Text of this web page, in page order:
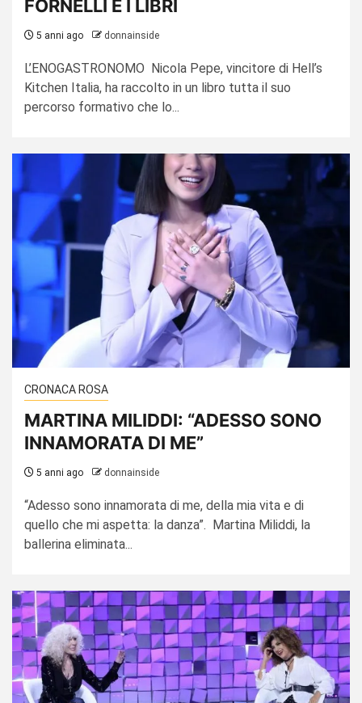
FORNELLI E I LIBRI
5 anni ago donnainside
L’ENOGASTRONOMO Nicola Pepe, vincitore di Hell’s
Kitchen Italia, ha raccolto in un libro tutta il suo
percorso formativo che lo...
CRONACA ROSA
MARTINA MILIDDI: “ADESSO SONO
INNAMORATA DI ME”
5 anni ago donnainside
“Adesso sono innamorata di me, della mia vita e di
quello che mi aspetta: la danza”. Martina Miliddi, la
ballerina eliminata...